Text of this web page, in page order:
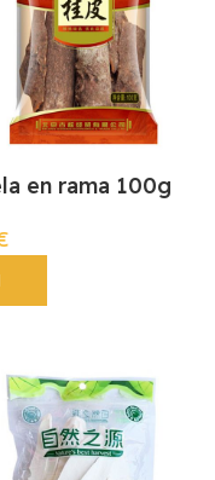
en rama 100g